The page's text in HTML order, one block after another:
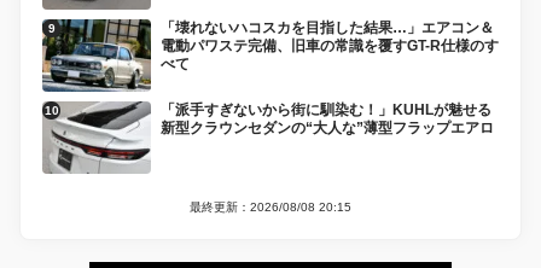
「壊れないハコスカを目指した結果…」エアコン＆
電動パワステ完備、旧車の常識を覆すGT-R仕様のす
べて
「派手すぎないから街に馴染む！」KUHLが魅せる
新型クラウンセダンの“大人な”薄型フラップエアロ
最終更新：2026/08/08 20:15